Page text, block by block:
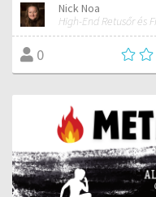
Nick Noa
0